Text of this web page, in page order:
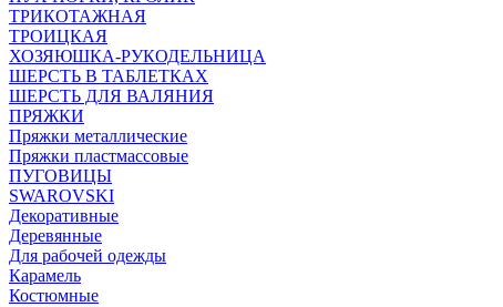
ТРИКОТАЖНАЯ
ТРОИЦКАЯ
ХОЗЯЮШКА-РУКОДЕЛЬНИЦА
ШЕРСТЬ В ТАБЛЕТКАХ
ШЕРСТЬ ДЛЯ ВАЛЯНИЯ
ПРЯЖКИ
Пряжки металлические
Пряжки пластмассовые
ПУГОВИЦЫ
SWAROVSKI
Декоративные
Деревянные
Для рабочей одежды
Карамель
Костюмные